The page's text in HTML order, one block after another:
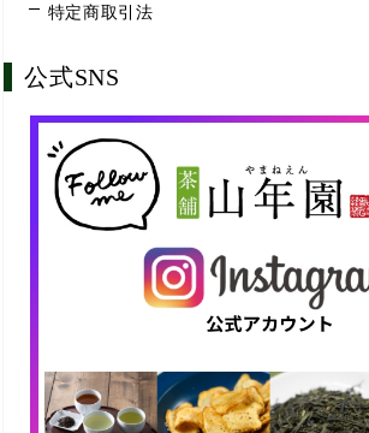
特定商取引法
公式SNS